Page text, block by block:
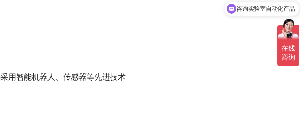
采用智能机器人、传感器等先进技术
可以介绍下你们的产品么